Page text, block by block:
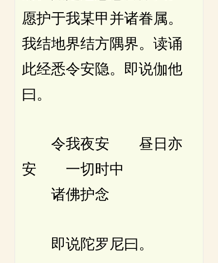
愿护于我某甲并诸眷属。
我结地界结方隅界。读诵
此经悉令安隐。即说伽他
曰。
令我夜安 昼日亦
安 一切时中
诸佛护念
即说陀罗尼曰。